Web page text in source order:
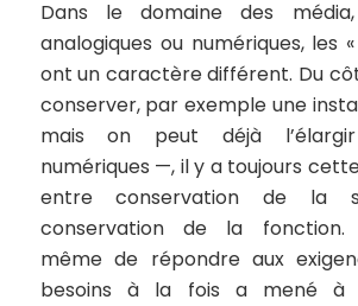
Dans le domaine des média,
analogiques ou numériques, les
ont un caractère différent. Du
conserver, par exemple une
mais on peut déjà
numériques —, il y a toujours
entre conservation de la
conservation de la fonction.
même de répondre aux
besoins à la fois a mené à